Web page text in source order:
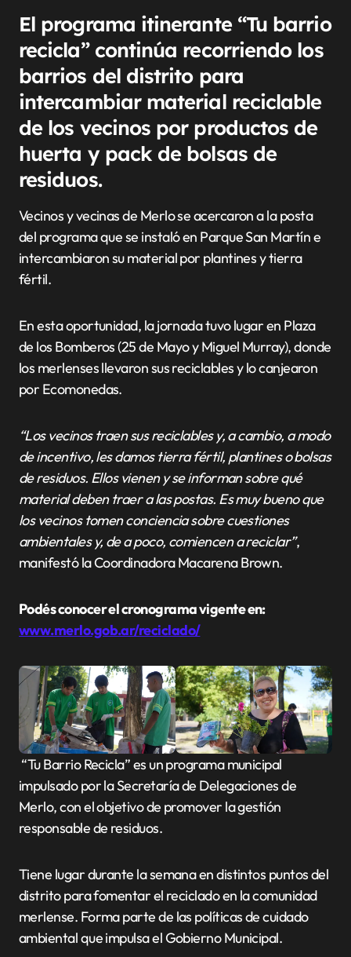
El programa itinerante “Tu barrio
recicla” continúa recorriendo los
barrios del distrito para
intercambiar material reciclable
de los vecinos por productos de
huerta y pack de bolsas de
residuos.
Vecinos y vecinas de Merlo se acercaron a la posta
del programa que se instaló en Parque San Martín e
intercambiaron su material por plantines y tierra
fértil.
En esta oportunidad, la jornada tuvo lugar en Plaza
de los Bomberos (25 de Mayo y Miguel Murray), donde
los merlenses llevaron sus reciclables y lo canjearon
por Ecomonedas.
“Los vecinos traen sus reciclables y, a cambio, a modo
de incentivo, les damos tierra fértil, plantines o bolsas
de residuos. Ellos vienen y se informan sobre qué
material deben traer a las postas. Es muy bueno que
los vecinos tomen conciencia sobre cuestiones
ambientales y, de a poco, comiencen a reciclar”,
manifestó la Coordinadora Macarena Brown.
Podés conocer el cronograma vigente en:
www.merlo.gob.ar/reciclado/
“Tu Barrio Recicla” es un programa municipal
impulsado por la Secretaría de Delegaciones de
Merlo, con el objetivo de promover la gestión
responsable de residuos.
Tiene lugar durante la semana en distintos puntos del
distrito para fomentar el reciclado en la comunidad
merlense. Forma parte de las políticas de cuidado
ambiental que impulsa el Gobierno Municipal.